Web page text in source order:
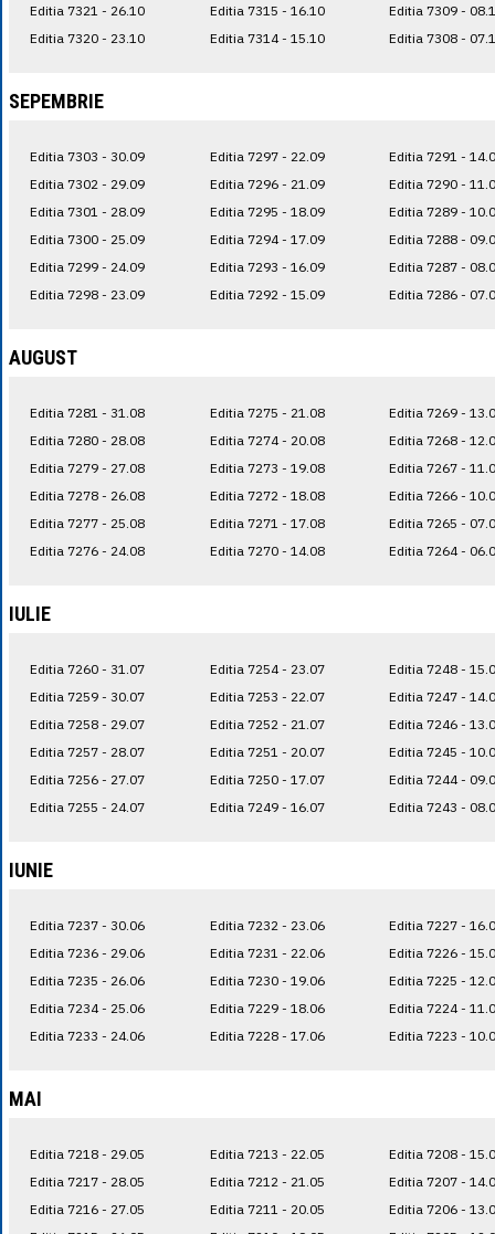
Editia 7321 - 26.10
Editia 7320 - 23.10
Editia 7315 - 16.10
Editia 7314 - 15.10
Editia 7309 -
Editia 7308 -
SEPEMBRIE
Editia 7303 - 30.09
Editia 7302 - 29.09
Editia 7301 - 28.09
Editia 7300 - 25.09
Editia 7299 - 24.09
Editia 7298 - 23.09
Editia 7297 - 22.09
Editia 7296 - 21.09
Editia 7295 - 18.09
Editia 7294 - 17.09
Editia 7293 - 16.09
Editia 7292 - 15.09
Editia 7291 -
Editia 7290 -
Editia 7289 -
Editia 7288 -
Editia 7287 -
Editia 7286 -
AUGUST
Editia 7281 - 31.08
Editia 7280 - 28.08
Editia 7279 - 27.08
Editia 7278 - 26.08
Editia 7277 - 25.08
Editia 7276 - 24.08
Editia 7275 - 21.08
Editia 7274 - 20.08
Editia 7273 - 19.08
Editia 7272 - 18.08
Editia 7271 - 17.08
Editia 7270 - 14.08
Editia 7269 -
Editia 7268 -
Editia 7267 -
Editia 7266 -
Editia 7265 -
Editia 7264 -
IULIE
Editia 7260 - 31.07
Editia 7259 - 30.07
Editia 7258 - 29.07
Editia 7257 - 28.07
Editia 7256 - 27.07
Editia 7255 - 24.07
Editia 7254 - 23.07
Editia 7253 - 22.07
Editia 7252 - 21.07
Editia 7251 - 20.07
Editia 7250 - 17.07
Editia 7249 - 16.07
Editia 7248 -
Editia 7247 -
Editia 7246 -
Editia 7245 -
Editia 7244 -
Editia 7243 -
IUNIE
Editia 7237 - 30.06
Editia 7236 - 29.06
Editia 7235 - 26.06
Editia 7234 - 25.06
Editia 7233 - 24.06
Editia 7232 - 23.06
Editia 7231 - 22.06
Editia 7230 - 19.06
Editia 7229 - 18.06
Editia 7228 - 17.06
Editia 7227 -
Editia 7226 -
Editia 7225 -
Editia 7224 -
Editia 7223 -
MAI
Editia 7218 - 29.05
Editia 7217 - 28.05
Editia 7216 - 27.05
Editia 7213 - 22.05
Editia 7212 - 21.05
Editia 7211 - 20.05
Editia 7208 -
Editia 7207 -
Editia 7206 -